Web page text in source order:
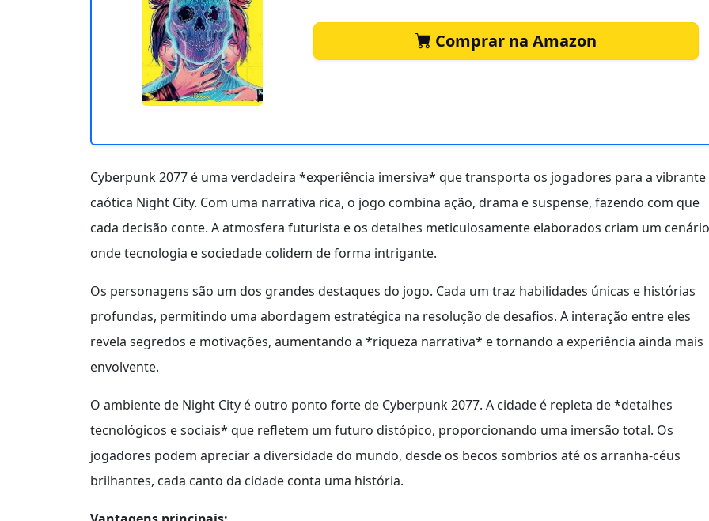
Comprar na Amazon
Cyberpunk 2077 é uma verdadeira *experiência imersiva* que transporta os jogadores para a vibrante
caótica Night City. Com uma narrativa rica, o jogo combina ação, drama e suspense, fazendo com que
cada decisão conte. A atmosfera futurista e os detalhes meticulosamente elaborados criam um cenário
onde tecnologia e sociedade colidem de forma intrigante.
Os personagens são um dos grandes destaques do jogo. Cada um traz habilidades únicas e histórias
profundas, permitindo uma abordagem estratégica na resolução de desafios. A interação entre eles
revela segredos e motivações, aumentando a *riqueza narrativa* e tornando a experiência ainda mais
envolvente.
O ambiente de Night City é outro ponto forte de Cyberpunk 2077. A cidade é repleta de *detalhes
tecnológicos e sociais* que refletem um futuro distópico, proporcionando uma imersão total. Os
jogadores podem apreciar a diversidade do mundo, desde os becos sombrios até os arranha-céus
brilhantes, cada canto da cidade conta uma história.